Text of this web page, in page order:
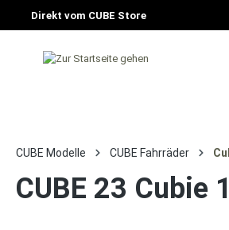
Direkt vom CUBE Store
CUBE Modelle CUBE Fahrräder
CUBE 23 Cubie